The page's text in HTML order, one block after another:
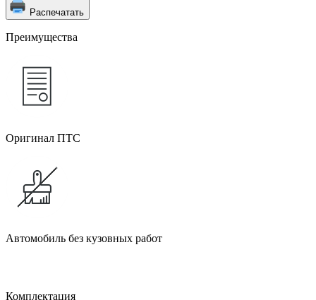
Распечатать
Преимущества
Оригинал ПТС
Автомобиль без кузовных работ
Комплектация